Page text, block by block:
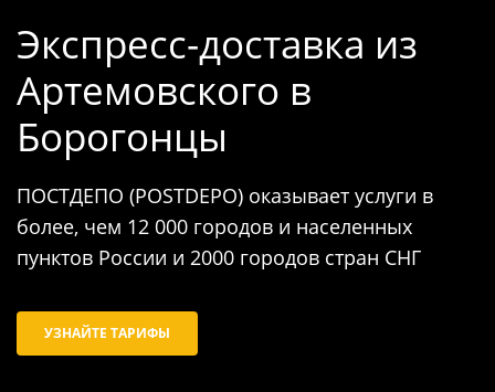
Экспресс-доставка из
Артемовского в
Борогонцы
ПОСТДЕПО (POSTDEPO) оказывает услуги в
более, чем 12 000 городов и населенных
пунктов России и 2000 городов стран СНГ
УЗНАЙТЕ ТАРИФЫ